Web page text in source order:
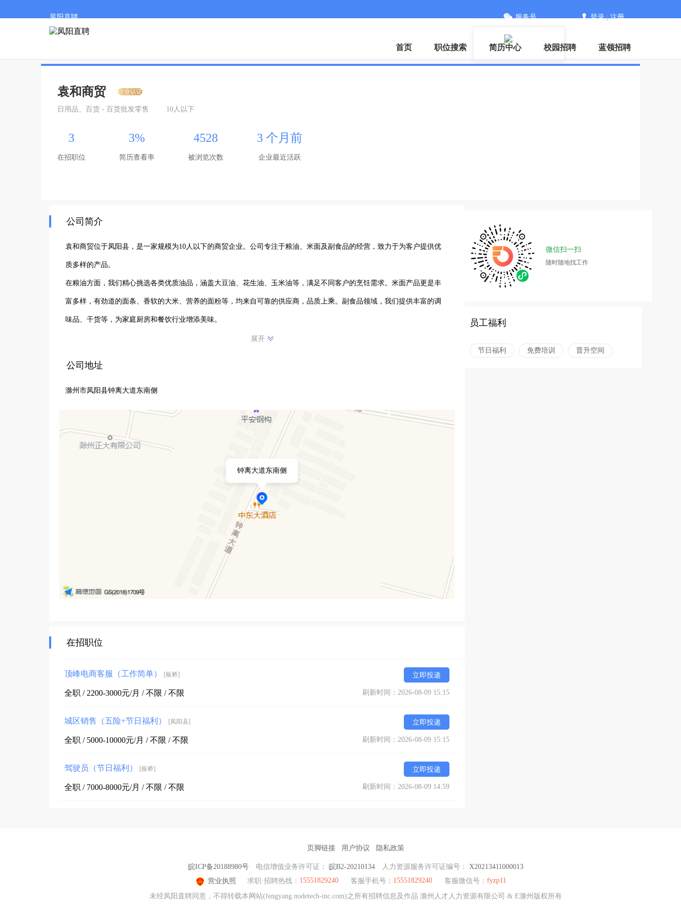
凤阳直聘 服务号 登录|注册
首页 职位搜索 简历中心 校园招聘 蓝领招聘
袁和商贸 企业认证
日用品、百货 - 百货批发零售 10人以下
3
在招职位
3%
简历查看率
4528
被浏览次数
3 个月前
企业最近活跃
公司简介
袁和商贸位于凤阳县，是一家规模为10人以下的商贸企业。公司专注于粮油、米面及副食品的经营，致力于为客户提供优
质多样的产品。
在粮油方面，我们精心挑选各类优质油品，涵盖大豆油、花生油、玉米油等，满足不同客户的烹饪需求。米面产品更是丰
富多样，有劲道的面条、香软的大米、营养的面粉等，均来自可靠的供应商，品质上乘。副食品领域，我们提供丰富的调
味品、干货等，为家庭厨房和餐饮行业增添美味。
公司始终秉持诚信经营的理念，严格把控产品质量，确保每一件商品都符合相关标准。凭借专业的团队和贴心的服务，我
和服务，努力成为值得信赖的商贸伙伴。
展开
公司地址
滁州市凤阳县钟离大道东南侧
钟离大道东南侧
在招职位
顶峰电商客服（工作简单） [板桥] 立即投递
全职 / 2200-3000元/月 / 不限 / 不限 刷新时间：2026-08-09 15:15
城区销售（五险+节日福利） [凤阳县] 立即投递
全职 / 5000-10000元/月 / 不限 / 不限 刷新时间：2026-08-09 15:15
驾驶员（节日福利） [板桥] 立即投递
全职 / 7000-8000元/月 / 不限 / 不限 刷新时间：2026-08-09 14:59
微信扫一扫
随时随地找工作
员工福利
节日福利 免费培训 晋升空间
页脚链接 用户协议 隐私政策
皖ICP备20188980号 电信增值业务许可证： 皖B2-20210134 人力资源服务许可证编号： X20213411000013
营业执照
求职·招聘热线： 15551829240 客服手机号： 15551829240 客服微信号： fyzp11
未经凤阳直聘同意，不得转载本网站(fengyang.nodetech-inc.com)之所有招聘信息及作品 滁州人才人力资源有限公司 & E滁州版权所有